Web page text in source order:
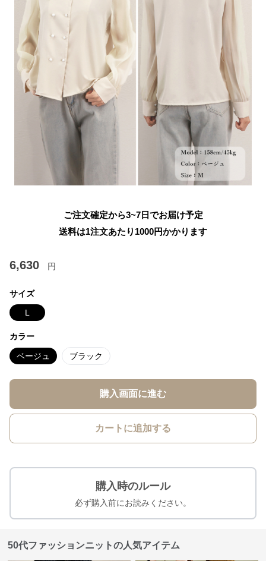
ご注文確定から3~7日でお届け予定
送料は1注文あたり 1000円かかります
6,630 円
サイズ
L
カラー
ベージュ ブラック
購入画面に進む
カートに追加する
購入時のルール
必ず購入前にお読みください。
50代ファッションニットの人気アイテム